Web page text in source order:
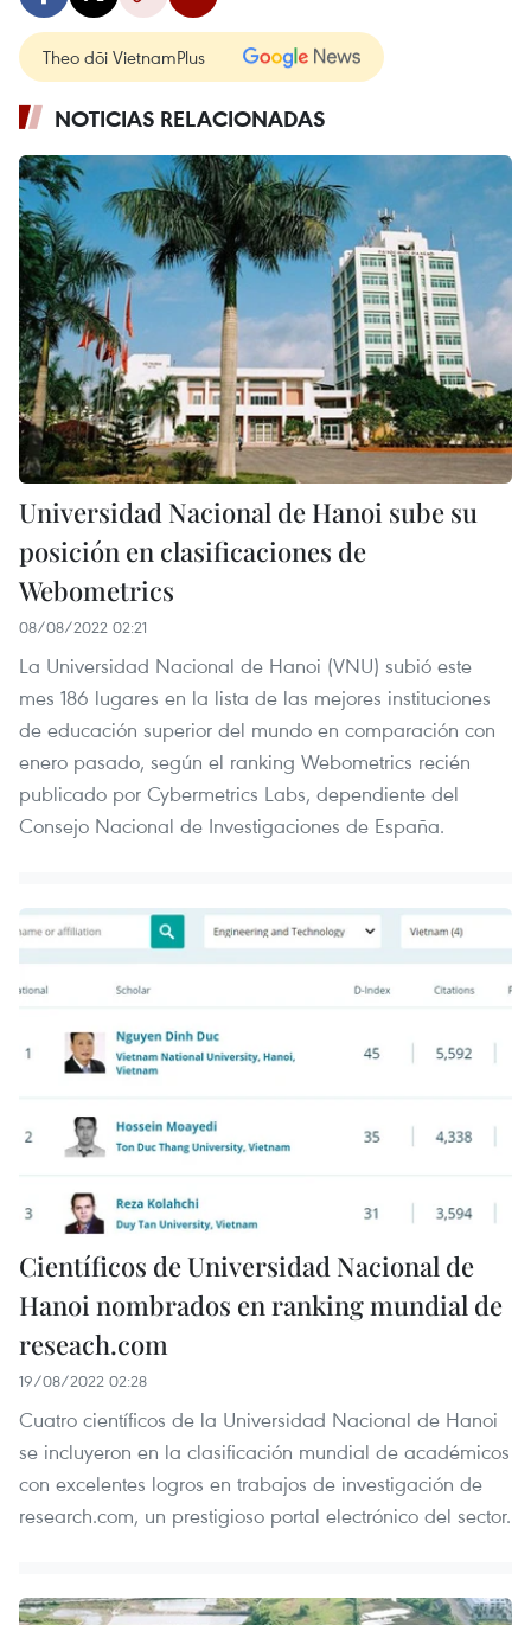
Theo dõi VietnamPlus
NOTICIAS RELACIONADAS
Universidad Nacional de Hanoi sube su
posición en clasificaciones de
Webometrics
08/08/2022 02:21
La Universidad Nacional de Hanoi (VNU) subió este
mes 186 lugares en la lista de las mejores instituciones
de educación superior del mundo en comparación con
enero pasado, según el ranking Webometrics recién
publicado por Cybermetrics Labs, dependiente del
Consejo Nacional de Investigaciones de España.
Científicos de Universidad Nacional de
Hanoi nombrados en ranking mundial de
reseach.com
19/08/2022 02:28
Cuatro científicos de la Universidad Nacional de Hanoi
se incluyeron en la clasificación mundial de académicos
con excelentes logros en trabajos de investigación de
research.com, un prestigioso portal electrónico del sector.